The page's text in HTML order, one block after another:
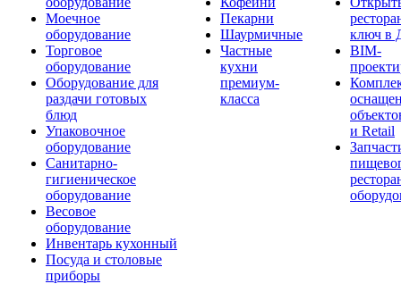
Моечное
оборудование
Торговое
оборудование
Оборудование для
раздачи готовых
блюд
Упаковочное
оборудование
Санитарно-
гигиеническое
оборудование
Весовое
оборудование
Инвентарь кухонный
Посуда и столовые
приборы
Пекарни
Шаурмичные
Частные
кухни
премиум-
класса
ключ в
BIM-
и Retail